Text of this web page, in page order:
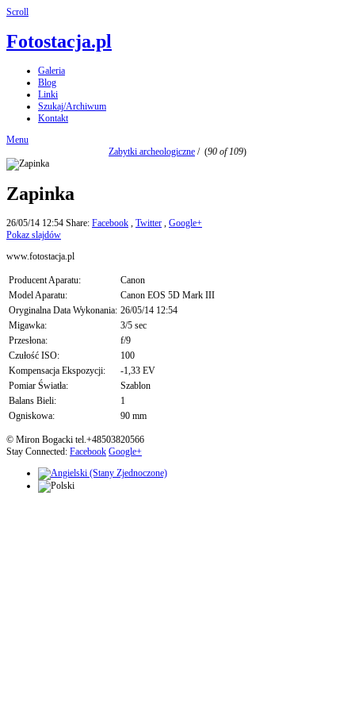
Scroll
Fotostacja.pl
Galeria
Blog
Linki
Szukaj/Archiwum
Kontakt
Menu
Zabytki archeologiczne / (90 of 109)
Zapinka
26/05/14 12:54 Share: Facebook , Twitter , Google+
Pokaz slajdów
www.fotostacja.pl
Producent Aparatu:
Canon
Model Aparatu:
Canon EOS 5D Mark III
Oryginalna Data Wykonania: 26/05/14 12:54
Migawka:
3/5 sec
Przesłona:
f/9
Czułość ISO:
100
Kompensacja Ekspozycji:
-1,33 EV
Pomiar Światła:
Szablon
Balans Bieli:
1
Ogniskowa:
90 mm
© Miron Bogacki tel.+48503820566
Stay Connected: Facebook Google+